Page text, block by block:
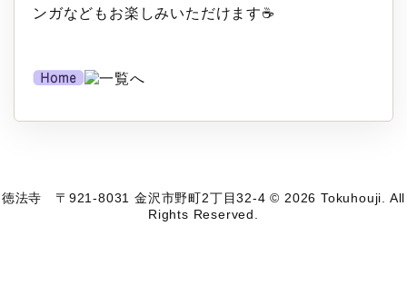
ンガなどもお楽しみいただけます☕
徳法寺 〒921-8031 金沢市野町2丁目32-4 © 2026 Tokuhouji. All
Rights Reserved.